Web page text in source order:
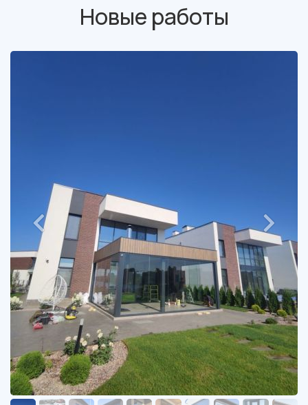
Новые работы